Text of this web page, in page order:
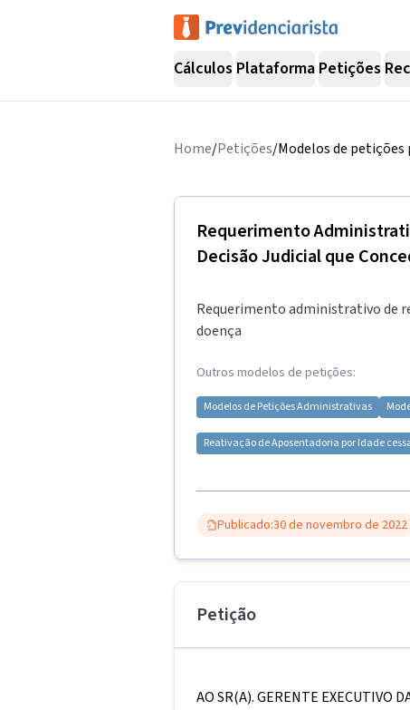
Cálculos Plataforma Petições
Home/Petições/Modelos de petições
Requerimento
Decisão Judicial que
Requerimento administrativo de
doença
Outros modelos de petições:
Modelos dePetições Administrativas
Reativação de Aposentadoria por Idade
Publicado:30 de novembro de 2022
Petição
AO SR(A). GERENTE EXECUTIVO